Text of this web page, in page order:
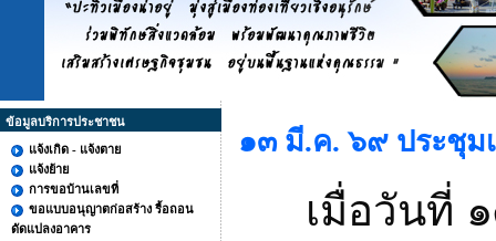
ข้อมูลบริการประชาชน
แจ้งเกิด - แจ้งตาย
แจ้งย้าย
การขอบ้านเลขที่
ขอแบบอนุญาตก่อสร้าง รื้อถอน
ดัดแปลงอาคาร
๑๓ มี.ค. ๖๙ ประชุม
เมื่อวันที่ ๑